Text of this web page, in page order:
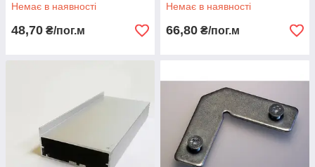
Немає в наявності
48,70 ₴/пог.м
Немає в наявності
66,80 ₴/пог.м